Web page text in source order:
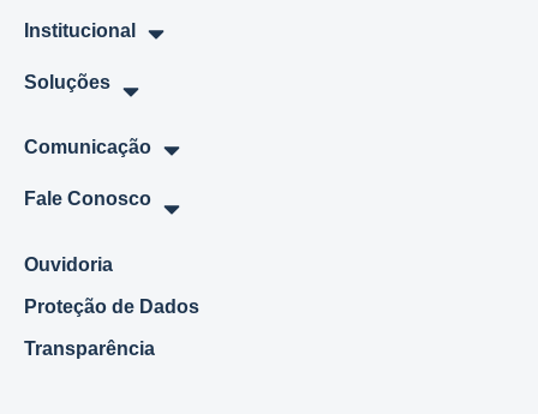
Institucional
Soluções
Comunicação
Fale Conosco
Ouvidoria
Proteção de Dados
Transparência